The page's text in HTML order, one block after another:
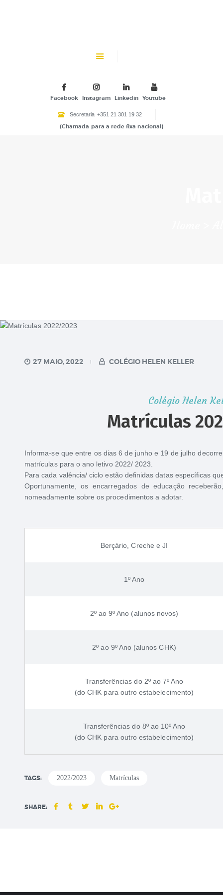
Facebook Instagram Linkedin Youtube
Secretaria +351 21 301 19 32
(Chamada para a rede fixa nacional)
INSTITUIÇÃO PARTICULAR DE SOLIDARIEDADE SOCIAL
ATIVIDADES
GALERIA
27 MAIO, 2022 COLÉGIO HELEN KELLER
Colégio Helen
Matrículas
Informa-se que entre os dias 6 de junho e 19 de julho
matrículas para o ano letivo 2022/ 2023.
Para cada valência/ ciclo estão definidas datas específicas
Oportunamente, os encarregados de educação
nomeadamente sobre os procedimentos a adotar.
Berçário, Creche e JI
1º Ano
2º ao 9º Ano (alunos novos)
2º ao 9º Ano (alunos CHK)
Transferências do 2º ao 7º Ano
(do CHK para outro estabelecimento)
Transferências do 8º ao 10º Ano
(do CHK para outro estabelecimento)
TAGS: 2022/2023 Matrículas
SHARE: